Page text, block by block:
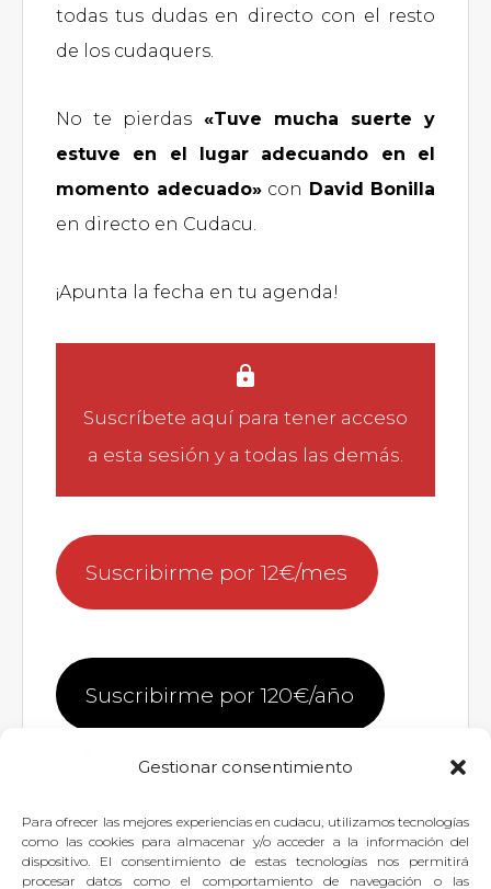
Gestionar consentimiento
Para ofrecer las mejores experiencias en cudacu, utilizamos tecnologías
como las cookies para almacenar y/o acceder a la información del
dispositivo. El consentimiento de estas tecnologías nos permitirá
procesar datos como el comportamiento de navegación o las
todas tus dudas en directo con el resto
de los cudaquers.
No te pierdas «Tuve mucha suerte y
estuve en el lugar adecuando en el
momento adecuado»con David Bonilla
en directo en Cudacu.
¡Apunta la fecha en tu agenda!
Suscríbete aquí para tener acceso
a esta sesión y a todas las demás.
Suscribirme por 12€/mes
Suscribirme por 120€/año
Si quieres dejar tu pregunta para
el experto, puedesidentificarteo